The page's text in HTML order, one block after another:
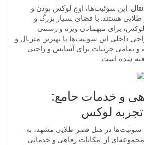
این سوئیت‌ها، اوج لوکس بودن و
هستند. با فضای بسیار بزرگ و
لوکس، برای میهمانان ویژه و رسمی
داخلی این سوئیت‌ها با بهترین متریال و
تمامی جزئیات برای آسایش و راحتی
شده است.
و خدمات جامع:
تجربه لوکس
سوئیت‌ها در هتل قصر طلایی مشهد، به
از امکانات رفاهی و خدماتی